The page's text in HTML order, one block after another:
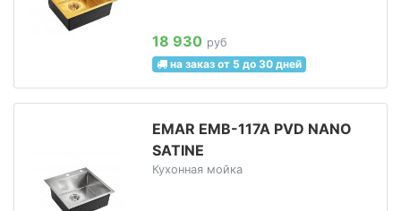
18 930 руб
на заказ от 5 до 30 дней
EMAR EMB-117A PVD NANO
SATINE
Кухонная мойка